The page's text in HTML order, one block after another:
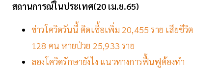
สถานการณ์ในประเทศ(20 เม.ย.65)
ข่าวโควิดวันนี้ ติดเชื้อเพิ่ม 20,455 ราย เสียชีวิต
128 คน หายป่วย 25,933 ราย
ลองโควิดรักษายังไง แนวทางการฟื้นฟูต้องทำ